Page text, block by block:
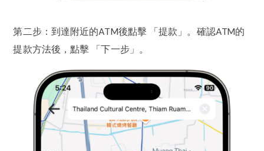
第二步：到達附近的ATM後點擊 「提款」。確認ATM的
提款方法後，點擊 「下一步」。